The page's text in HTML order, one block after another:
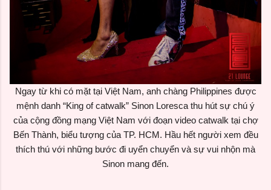
Ngay từ khi có mặt tại Việt Nam, anh chàng Philippines được
mệnh danh “King of catwalk” Sinon Loresca thu hút sự chú ý
của cộng đồng mạng Việt Nam với đoạn video catwalk tại chợ
Bến Thành, biểu tượng của TP. HCM. Hầu hết người xem đều
thích thú với những bước đi uyển chuyển và sự vui nhộn mà
Sinon mang đến.